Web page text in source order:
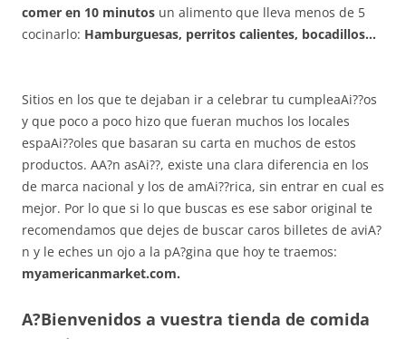
comer en 10 minutos un alimento que lleva menos de 5
cocinarlo: Hamburguesas, perritos calientes, bocadillos…
Sitios en los que te dejaban ir a celebrar tu cumpleaAi??os
y que poco a poco hizo que fueran muchos los locales
espaAi??oles que basaran su carta en muchos de estos
productos. AA?n asAi??, existe una clara diferencia en los
de marca nacional y los de amAi??rica, sin entrar en cual es
mejor. Por lo que si lo que buscas es ese sabor original te
recomendamos que dejes de buscar caros billetes de aviA?
n y le eches un ojo a la pA?gina que hoy te traemos:
myamericanmarket.com.
A?Bienvenidos a vuestra tienda de comida